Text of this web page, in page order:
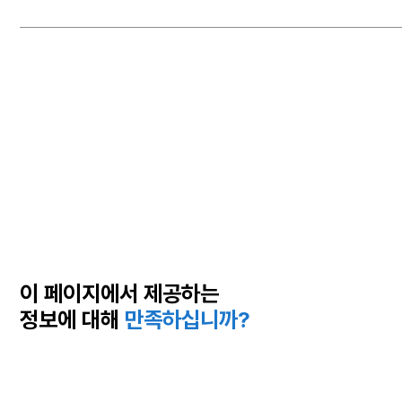
이 페이지에서 제공하는
정보에 대해 만족하십니까?